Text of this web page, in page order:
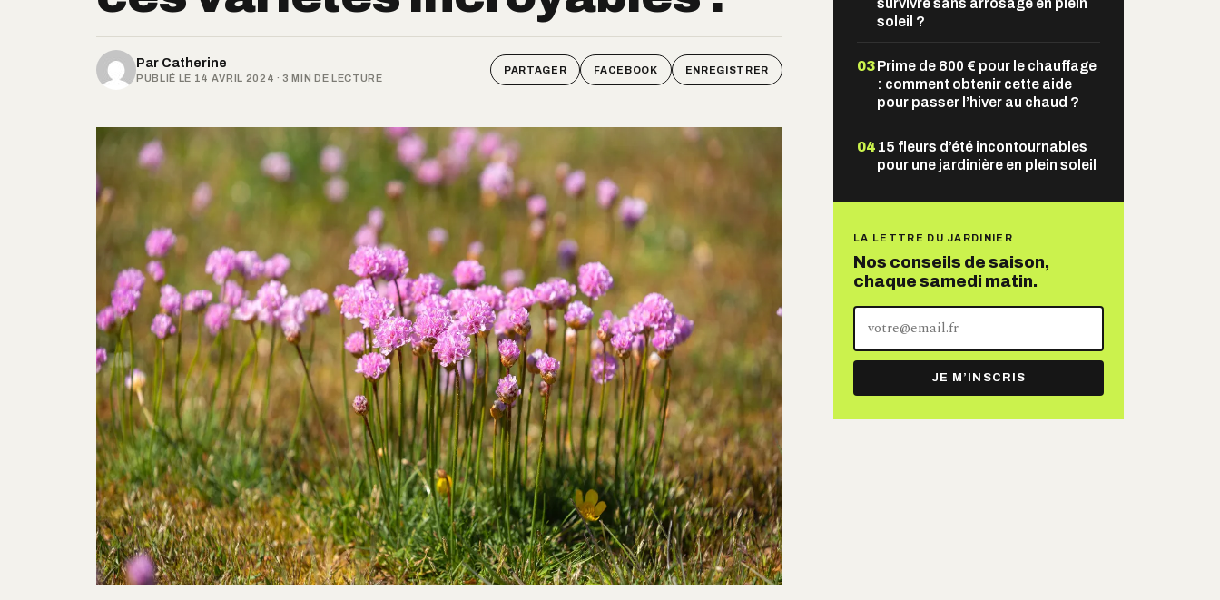
Par Catherine
PUBLIÉ LE 14 AVRIL 2024 · 3 MIN DE LECTURE
PARTAGER FACEBOOK ENREGISTRER
survivre sans arrosage en plein
soleil ?
03Prime de 800 € pour le chauffage
: comment obtenir cette aide
pour passer l’hiver au chaud ?
04 15 fleurs d’été incontournables
pour une jardinière en plein soleil
LA LETTRE DU JARDINIER
Nos conseils de saison,
chaque samedi matin.
adresse
mail
JE M’INSCRIS